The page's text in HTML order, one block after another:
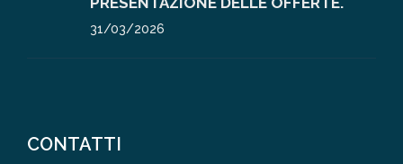
31/03/2026
CONTATTI